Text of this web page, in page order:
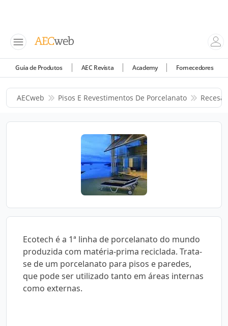
Guia de Produtos AEC Revista Academy Fornecedores
AECweb Pisos E Revestimentos De Porcelanato Recesa
Ecotech é a 1ª linha de porcelanato do mundo
produzida com matéria-prima reciclada. Trata-
se de um porcelanato para pisos e paredes,
que pode ser utilizado tanto em áreas internas
como externas.